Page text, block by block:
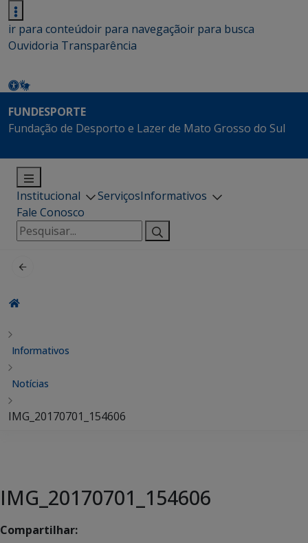
ir para conteúdoir para navegaçãoir para busca
Ouvidoria Transparência
FUNDESPORTE
Fundação de Desporto e Lazer de Mato Grosso do Sul
Institucional ServiçosInformativos
Fale Conosco
Pesquisar
por:
Informativos
Notícias
IMG_20170701_154606
IMG_20170701_154606
Compartilhar: